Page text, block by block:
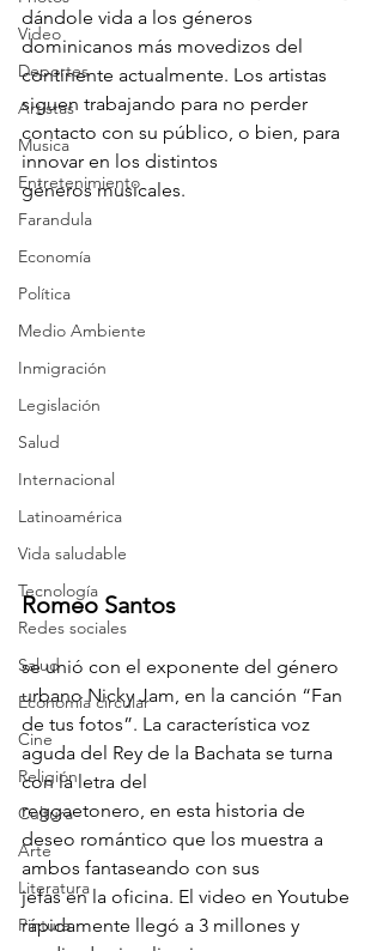
Video
Deportes
Artistas
Musica
Entretenimiento
Farandula
Economía
Política
Medio Ambiente
Inmigración
Legislación
Salud
Internacional
Latinoamérica
Vida saludable
Tecnología
Redes sociales
Salud
Economía circular
Cine
Religión
Cultura
Arte
Literatura
Pintura
dándole vida a los géneros
dominicanos más movedizos del
continente actualmente. Los artistas
siguen trabajando para no perder
contacto con su público, o bien, para
innovar en los distintos
géneros musicales.
Romeo Santos
se unió con el exponente del género
urbano Nicky Jam, en la canción “Fan
de tus fotos”. La característica voz
aguda del Rey de la Bachata se turna
con la letra del
reggaetonero, en esta historia de
deseo romántico que los muestra a
ambos fantaseando con sus
jefas en la oficina. El video en Youtube
rápidamente llegó a 3 millones y